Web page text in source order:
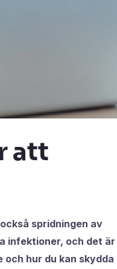
att
spridningen av
infektioner, och det är
hur du kan skydda